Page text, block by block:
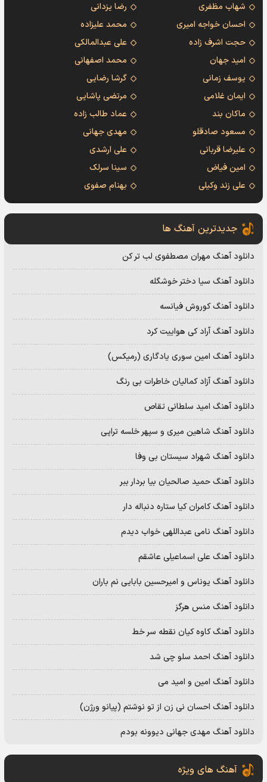
شهاب مظفری
رضا یزدانی
احسان خواجه امیری
محمد علیزاده
حجت اشرف زاده
علی عبدالمالکی
امید جهان
محمد اصفهانی
یوسف زمانی
گرشا رضایی
ایمان غلامی
مرتضی پاشایی
ماکان بند
عماد طالب زاده
مسعود صادقلو
مهدی جهانی
علیرضا قربانی
علی ارشدی
امین فیاض
سینا سرلک
علی زند وکیلی
بهنام صفوی
جدیدترین آهنگ ها
دانلود آهنگ مهران مصطفوی لب تر کن
دانلود آهنگ سیا دختر خوشگله
دانلود آهنگ کوروش فیانسه
دانلود آهنگ آراد کی هواییت کرد
دانلود آهنگ امین سوری یادگاری (رمیکس)
دانلود آهنگ آزاد کمالیان خاطرات بی رنگ
دانلود آهنگ امید سلطانی تقاص
دانلود آهنگ شاهین میری و سپهر خلسه تراپی
دانلود آهنگ شهراد سیستان بی وفا
دانلود آهنگ حمید صالحیان بیا بردار ببر
دانلود آهنگ کامران کیا ستاره دنباله دار
دانلود آهنگ نامی عبداللهی خواب دیدم
دانلود آهنگ علی اسماعیلی عاشقم
دانلود آهنگ یوناس و امیرحسین بابایی نم باران
دانلود آهنگ منس هرگز
دانلود آهنگ کاوه کیان نقطه سر خط
دانلود آهنگ احمد سلو چی شد
دانلود آهنگ امین و امید می
دانلود آهنگ احسان نی زن از تو نوشتم (پیانو ورژن)
دانلود آهنگ مهدی جهانی دیوونه بودم
آهنگ های ویژه